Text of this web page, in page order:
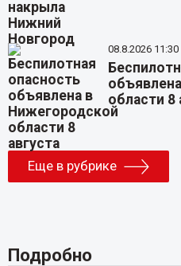
08.8.2026 11:30
области 8
Еще в рубрике
Подробно